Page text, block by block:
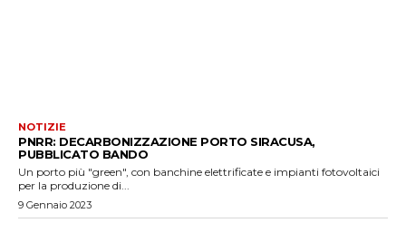
NOTIZIE
PNRR: DECARBONIZZAZIONE PORTO SIRACUSA,
PUBBLICATO BANDO
Un porto più "green", con banchine elettrificate e impianti fotovoltaici
per la produzione di...
9 Gennaio 2023